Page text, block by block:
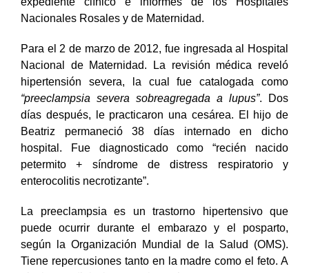
expediente clínico e informes de los Hospitales
Nacionales Rosales y de Maternidad.
Para el 2 de marzo de 2012, fue ingresada al Hospital
Nacional de Maternidad. La revisión médica reveló
hipertensión severa, la cual fue catalogada como
“preeclampsia severa sobreagregada a lupus” . Dos
días después, le practicaron una cesárea. El hijo de
Beatriz permaneció 38 días internado en dicho
hospital. Fue diagnosticado como “recién nacido
petermito + síndrome de distress respiratorio y
enterocolitis necrotizante”.
La preeclampsia es un trastorno hipertensivo que
puede ocurrir durante el embarazo y el posparto,
según la Organización Mundial de la Salud (OMS).
Tiene repercusiones tanto en la madre como el feto. A